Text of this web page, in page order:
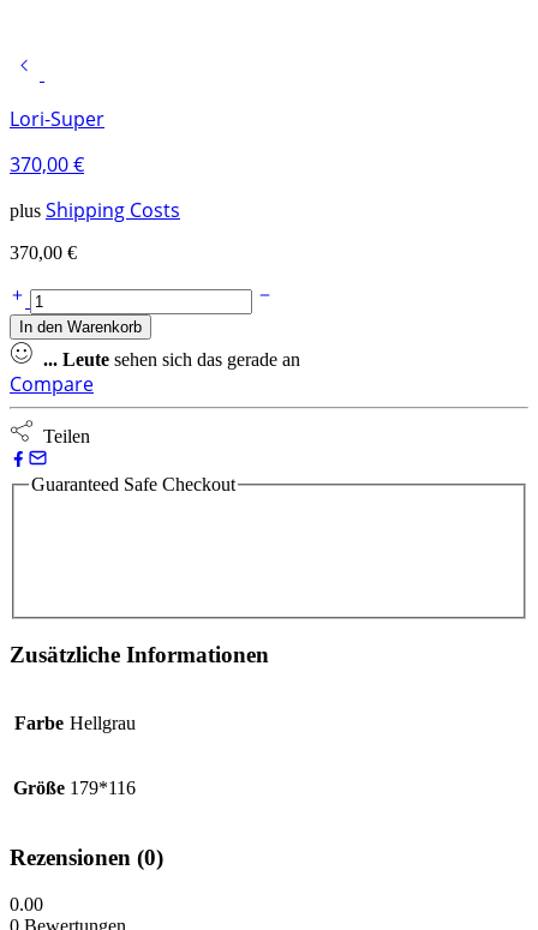
Lori-Super
370,00€
plus Shipping Costs
370,00 €
In den Warenkorb
... Leute sehen sich das gerade an
Compare
Teilen
Guaranteed Safe Checkout
Zusätzliche Informationen
Farbe Hellgrau
Größe 179*116
Rezensionen (0)
0.00
0 Bewertungen